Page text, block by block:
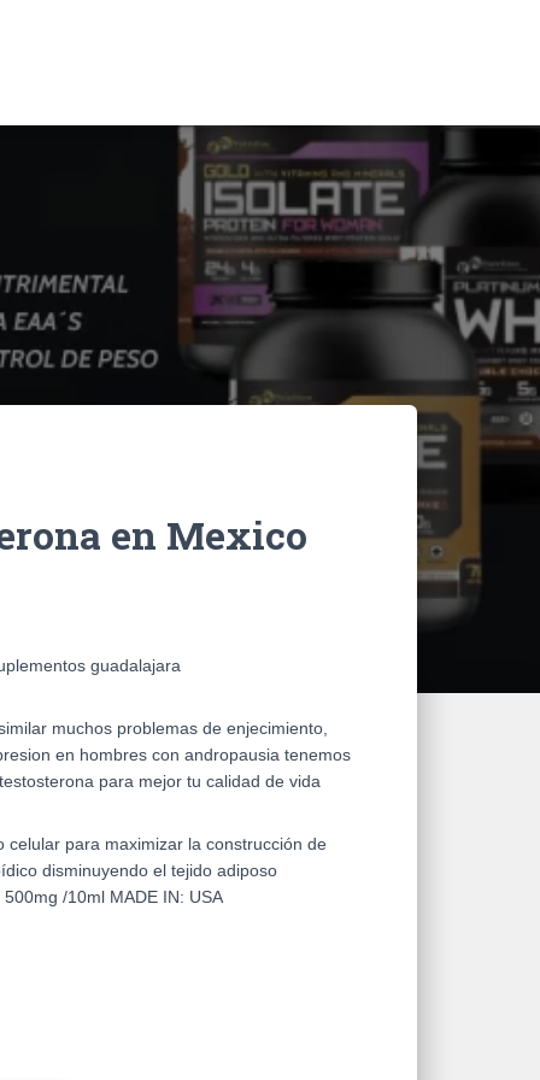
en Mexico
guadalajara
muchos problemas de enjecimiento,
en hombres con andropausia tenemos
para mejor tu calidad de vida
celular para maximizar la construcción de
disminuyendo el tejido adiposo
/10ml MADE IN: USA